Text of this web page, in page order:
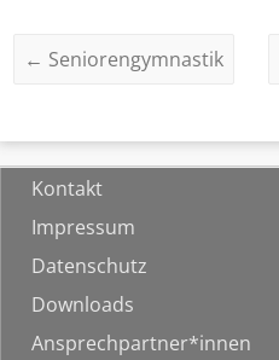
← Seniorengymnastik
Kontakt
Impressum
Datenschutz
Downloads
Ansprechpartner*innen